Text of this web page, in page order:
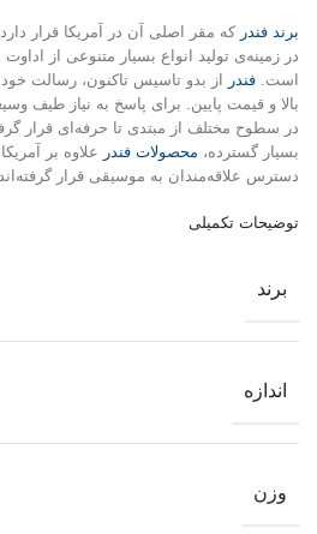
برند فندر
در زمینه‌ی تولید انواع بسیار متنوعی از
است. فندر
از بدو تاسیس تاکنون، رسالت
بالا و قیمت پایین. برای پاسخ به نیاز طیف
در سطوح مختلف از مبتدی تا حرفه‌ای قرار
بسیار گسترده، محصولات فندر علاوه بر
دسترس علاقه‌مندان به موسیقی قرار
توضیحات تکمیلی
برند
اندازه
وزن